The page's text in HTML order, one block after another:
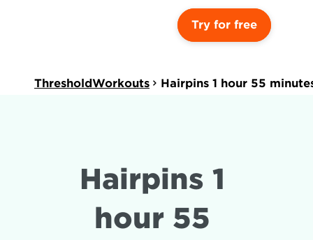
Try for free
ThresholdWorkouts Hairpins 1 hour 55
Hairpins 1
hour 55